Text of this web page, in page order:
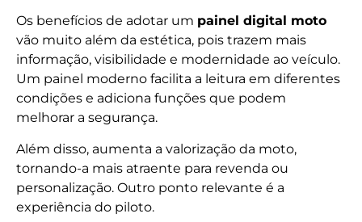
Os benefícios de adotar um painel digital moto
vão muito além da estética, pois trazem mais
informação, visibilidade e modernidade ao veículo.
Um painel moderno facilita a leitura em diferentes
condições e adiciona funções que podem
melhorar a segurança.
Além disso, aumenta a valorização da moto,
tornando-a mais atraente para revenda ou
personalização. Outro ponto relevante é a
experiência do piloto.